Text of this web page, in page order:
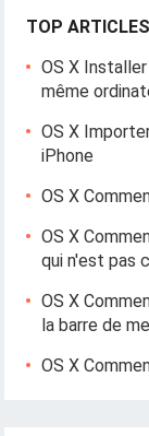
TOP ARTICLES
OS X
même
OS X
iPhone
OS X
OS X
qui n'est pas
OS X
la barre de
OS X